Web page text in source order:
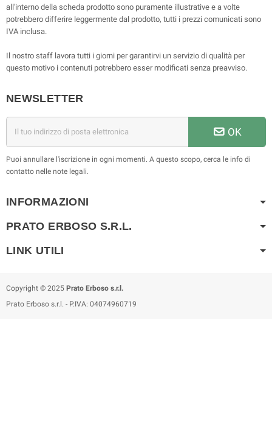
all'interno della scheda prodotto sono puramente illustrative e a volte
potrebbero differire leggermente dal prodotto, tutti i prezzi comunicati sono
IVA inclusa.
Il nostro staff lavora tutti i giorni per garantirvi un servizio di qualità per
questo motivo i contenuti potrebbero esser modificati senza preavviso.
NEWSLETTER
OK
Puoi annullare l'iscrizione in ogni momenti. A questo scopo, cerca le info di
contatto nelle note legali.
INFORMAZIONI
PRATO ERBOSO S.R.L.
LINK UTILI
Copyright © 2025 Prato Erboso s.r.l.
Prato Erboso s.r.l. - P.IVA: 04074960719